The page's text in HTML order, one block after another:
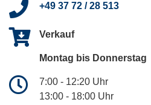
+49 37 72 / 28 513
Verkauf
Montag bis Donnerstag
7:00 - 12:20 Uhr
13:00 - 18:00 Uhr